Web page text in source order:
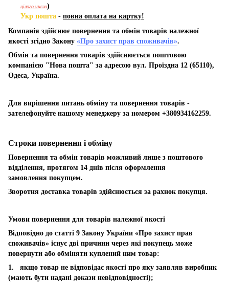
цілого числа)
Укр пошта - повна оплата на картку!
Компанія здійснює повернення та обмін товарів належної
якості згідно Закону «Про захист прав споживачів».
Обмін та повернення товарів здійснюється поштовою
компанією "Нова пошта" за адресою вул. Проїздна 12 (65110),
Одеса, Україна.
Для вирішення питань обміну та повернення товарів -
зателефонуйте нашому менеджеру за номером +380934162259.
Строки повернення і обміну
Повернення та обмін товарів можливий лише з поштового
відділення, протягом 14 днів після оформлення
замовлення покупцем.
Зворотня доставка товарів здійснюється за рахнок покупця.
Умови повернення для товарів належної якості
Відповідно до статті 9 Закону України «Про захист прав
споживачів» існує дві причини через які покупець може
повернути або обміняти куплений ним товар:
1. якщо товар не відповідає якості про яку заявляв виробник
(мають бути надані докази невідповідності);